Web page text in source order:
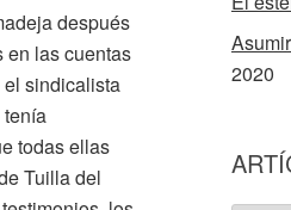
después
en las cuentas
sindicalista
todas ellas
Tuilla del
2020